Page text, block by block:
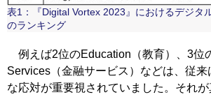
表1：『Digital Vortex 2023』におけるデジタ
のランキング
例えば2位のEducation（教育）、3位
Services（金融サービス）などは、従
な応対が重要視されていました。それ